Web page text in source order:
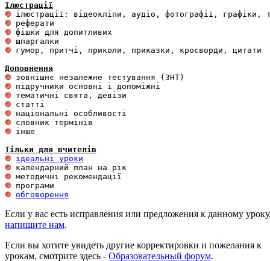
Ілюстрації
гумор, притчі, приколи, приказки, кросворди, цитати
Доповнення
інше
Тільки для вчителів
ідеальні уроки
обговорення
Если у вас есть исправления или предложения к данному
напишите нам.
Если вы хотите увидеть другие корректировки и пожелания к
урокам, смотрите здесь - Образовательный форум.